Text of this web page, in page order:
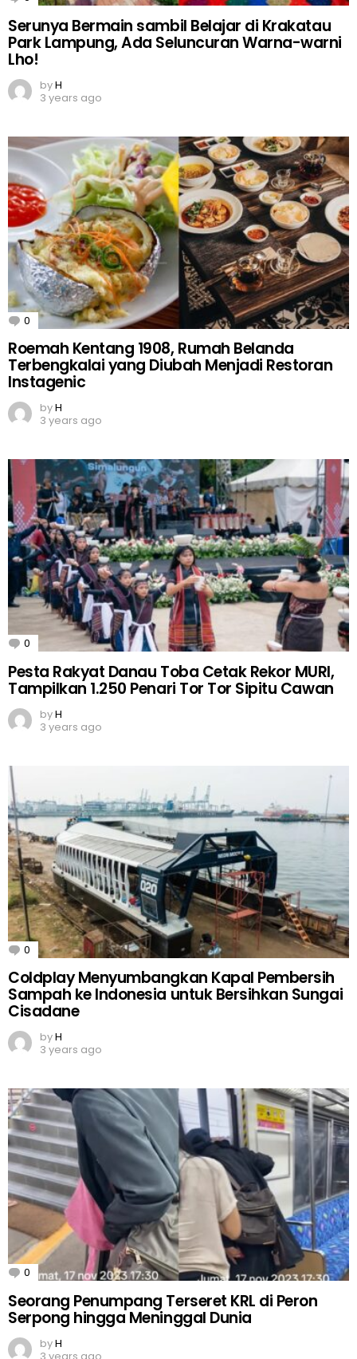
Serunya Bermain sambil Belajar di Krakatau
Park Lampung, Ada Seluncuran Warna-warni
Lho!
byH
3 years ago
0 Comments
Roemah Kentang 1908, Rumah Belanda
Terbengkalai yang Diubah Menjadi Restoran
Instagenic
byH
3 years ago
0 Comments
Pesta Rakyat Danau Toba Cetak Rekor MURI,
Tampilkan 1.250 Penari Tor Tor Sipitu Cawan
byH
3 years ago
0 Comments
Coldplay Menyumbangkan Kapal Pembersih
Sampah ke Indonesia untuk Bersihkan Sungai
Cisadane
byH
3 years ago
0 Comments
Seorang Penumpang Terseret KRL di Peron
Serpong hingga Meninggal Dunia
byH